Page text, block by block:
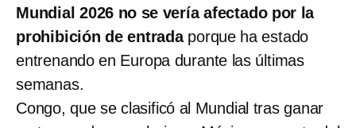
Mundial 2026 no se vería afectado por la
prohibición de entradaporque ha estado
entrenando en Europa durante las últimas
semanas.
Congo, que se clasificó al Mundial tras ganar